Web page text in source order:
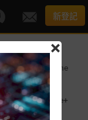
×
新登記
進一步了解 iPhone
17 pro
| AppleCare+